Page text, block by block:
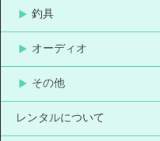
釣具
オーディオ
その他
レンタルについて